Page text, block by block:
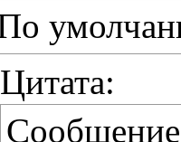
Цитата: